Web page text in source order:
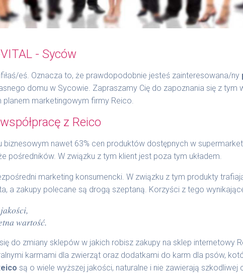
- Syców
eś. Oznacza to, że prawdopodobnie jesteś zainteresowana/ny
domu w Sycowie. Zapraszamy Cię do zapoznania się z tym
marketingowym firmy Reico.
z Reico
biznesowym nawet 63% cen produktów dostępnych w
pośredników. W związku z tym klient jest poza tym układem.
marketing konsumencki. W związku z tym produkty
a zakupy polecane są drogą szeptaną. Korzyści z tego
wartość.
do zmiany sklepów w jakich robisz zakupy na sklep internetowy
karmami dla zwierząt oraz dodatkami do karm dla psów,
są o wiele wyższej jakości, naturalne i nie zawierają szkodliwej